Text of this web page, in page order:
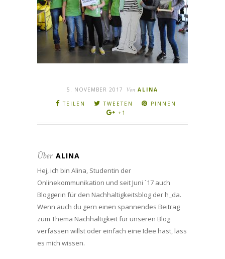
5. NOVEMBER 2017 Von ALINA
TEILEN
TWEETEN
PINNEN
+1
Über ALINA
Hej, ich bin Alina, Studentin der
Onlinekommunikation und seit Juni ´17 auch
Bloggerin für den Nachhaltigkeitsblog der h_da.
Wenn auch du gern einen spannendes Beitrag
zum Thema Nachhaltigkeit für unseren Blog
verfassen willst oder einfach eine Idee hast, lass
es mich wissen.